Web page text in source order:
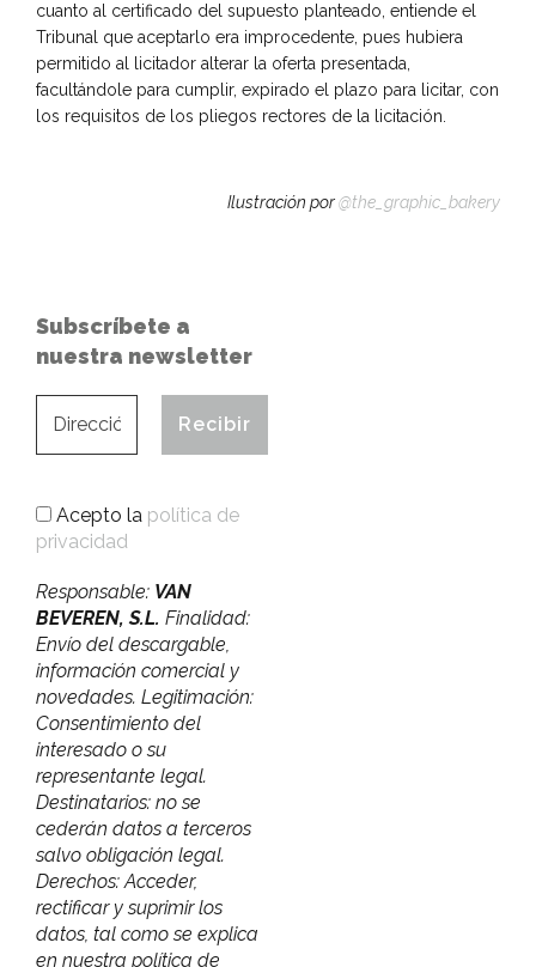
cuanto al certificado del supuesto planteado, entiende el
Tribunal que aceptarlo era improcedente, pues hubiera
permitido al licitador alterar la oferta presentada,
facultándole para cumplir, expirado el plazo para licitar, con
los requisitos de los pliegos rectores de la licitación.
Ilustración por@the_graphic_bakery
Subscríbete a
nuestra newsletter
Acepto la política de
privacidad
Responsable: VAN
BEVEREN, S.L. Finalidad:
Envío del descargable,
información comercial y
novedades. Legitimación:
Consentimiento del
interesado o su
representante legal.
Destinatarios: no se
cederán datos a terceros
salvo obligación legal.
Derechos: Acceder,
rectificar y suprimir los
datos, tal como se explica
en nuestra política de